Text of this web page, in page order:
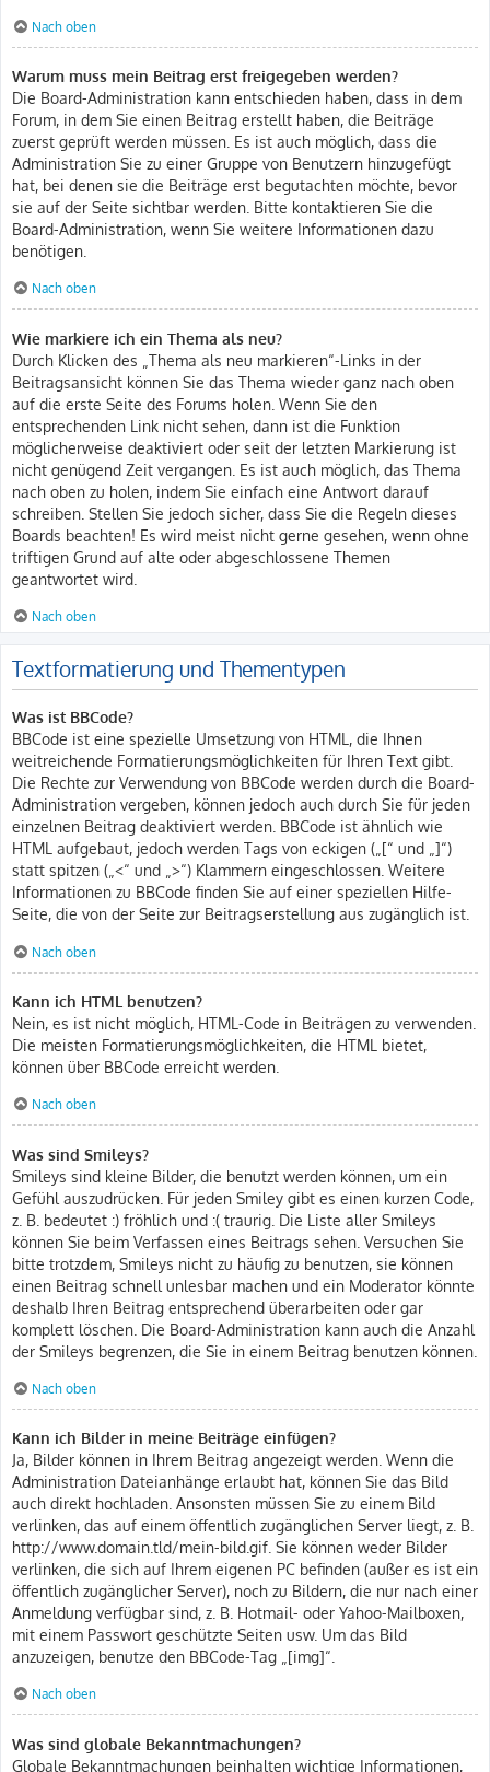
Nach oben
Warum muss mein Beitrag erst freigegeben werden?
Die Board-Administration kann entschieden haben, dass in dem
Forum, in dem Sie einen Beitrag erstellt haben, die Beiträge
zuerst geprüft werden müssen. Es ist auch möglich, dass die
Administration Sie zu einer Gruppe von Benutzern hinzugefügt
hat, bei denen sie die Beiträge erst begutachten möchte, bevor
sie auf der Seite sichtbar werden. Bitte kontaktieren Sie die
Board-Administration, wenn Sie weitere Informationen dazu
benötigen.
Nach oben
Wie markiere ich ein Thema als neu?
Durch Klicken des „Thema als neu markieren“-Links in der
Beitragsansicht können Sie das Thema wieder ganz nach oben
auf die erste Seite des Forums holen. Wenn Sie den
entsprechenden Link nicht sehen, dann ist die Funktion
möglicherweise deaktiviert oder seit der letzten Markierung ist
nicht genügend Zeit vergangen. Es ist auch möglich, das Thema
nach oben zu holen, indem Sie einfach eine Antwort darauf
schreiben. Stellen Sie jedoch sicher, dass Sie die Regeln dieses
Boards beachten! Es wird meist nicht gerne gesehen, wenn ohne
triftigen Grund auf alte oder abgeschlossene Themen
geantwortet wird.
Nach oben
Textformatierung und Thementypen
Was ist BBCode?
BBCode ist eine spezielle Umsetzung von HTML, die Ihnen
weitreichende Formatierungsmöglichkeiten für Ihren Text gibt.
Die Rechte zur Verwendung von BBCode werden durch die Board-
Administration vergeben, können jedoch auch durch Sie für jeden
einzelnen Beitrag deaktiviert werden. BBCode ist ähnlich wie
HTML aufgebaut, jedoch werden Tags von eckigen („[“ und „]“)
statt spitzen („<“ und „>“) Klammern eingeschlossen. Weitere
Informationen zu BBCode finden Sie auf einer speziellen Hilfe-
Seite, die von der Seite zur Beitragserstellung aus zugänglich ist.
Nach oben
Kann ich HTML benutzen?
Nein, es ist nicht möglich, HTML-Code in Beiträgen zu verwenden.
Die meisten Formatierungsmöglichkeiten, die HTML bietet,
können über BBCode erreicht werden.
Nach oben
Was sind Smileys?
Smileys sind kleine Bilder, die benutzt werden können, um ein
Gefühl auszudrücken. Für jeden Smiley gibt es einen kurzen Code,
z. B. bedeutet :) fröhlich und :( traurig. Die Liste aller Smileys
können Sie beim Verfassen eines Beitrags sehen. Versuchen Sie
bitte trotzdem, Smileys nicht zu häufig zu benutzen, sie können
einen Beitrag schnell unlesbar machen und ein Moderator könnte
deshalb Ihren Beitrag entsprechend überarbeiten oder gar
komplett löschen. Die Board-Administration kann auch die Anzahl
der Smileys begrenzen, die Sie in einem Beitrag benutzen können.
Nach oben
Kann ich Bilder in meine Beiträge einfügen?
Ja, Bilder können in Ihrem Beitrag angezeigt werden. Wenn die
Administration Dateianhänge erlaubt hat, können Sie das Bild
auch direkt hochladen. Ansonsten müssen Sie zu einem Bild
verlinken, das auf einem öffentlich zugänglichen Server liegt, z. B.
http://www.domain.tld/mein-bild.gif. Sie können weder Bilder
verlinken, die sich auf Ihrem eigenen PC befinden (außer es ist ein
öffentlich zugänglicher Server), noch zu Bildern, die nur nach einer
Anmeldung verfügbar sind, z. B. Hotmail- oder Yahoo-Mailboxen,
mit einem Passwort geschützte Seiten usw. Um das Bild
anzuzeigen, benutze den BBCode-Tag „[img]“.
Nach oben
Was sind globale Bekanntmachungen?
Globale Bekanntmachungen beinhalten wichtige Informationen,